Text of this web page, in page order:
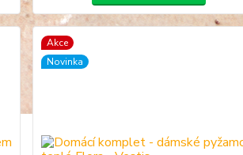
Akce
Novinka